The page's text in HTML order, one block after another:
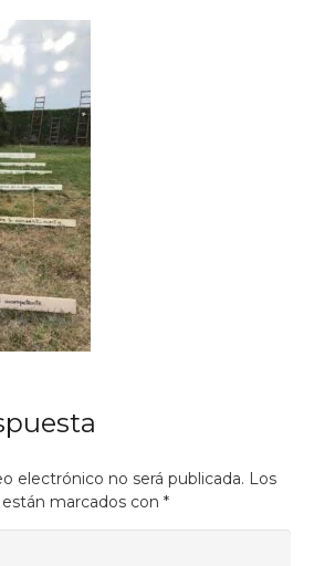
electrónico no será publicada. Los
marcados con *